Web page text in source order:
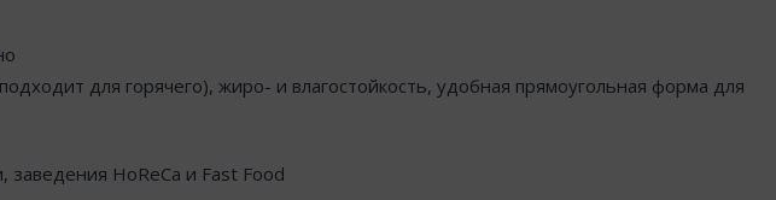
для горячего), жиро- и влагостойкость, удобная прямоугольная форма для
HoReCa и Fast Food